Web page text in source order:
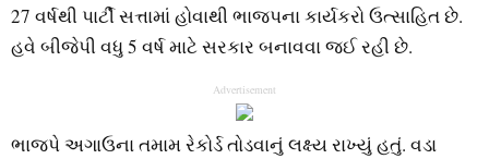
27 વર્ષથી પાર્ટી સત્તામાં હોવાથી ભાજપના કાર્યકરો ઉત્સાહિત છે.
હવે બીજેપી વધુ 5 વર્ષ માટે સરકાર બનાવવા જઈ રહી છે.
Advertisement
ભાજપે અગાઉના તમામ રેકોર્ડ તોડવાનું લક્ષ્ય રાખ્યું હતું. વડા